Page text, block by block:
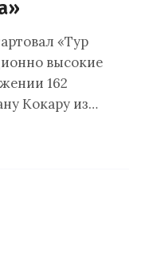
«Тур
высокие
162
Кокару из…